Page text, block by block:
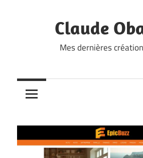
Claude
Mes dernières